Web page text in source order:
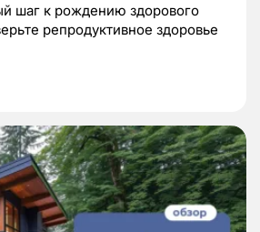
шаг к рождению здорового
репродуктивное здоровье